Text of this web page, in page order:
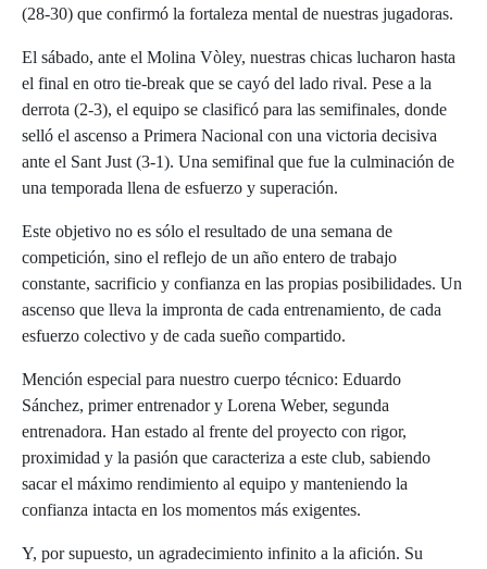
(28-30) que confirmó la fortaleza mental de nuestras jugadoras.
El sábado, ante el Molina Vòley, nuestras chicas lucharon hasta
el final en otro tie-break que se cayó del lado rival. Pese a la
derrota (2-3), el equipo se clasificó para las semifinales, donde
selló el ascenso a Primera Nacional con una victoria decisiva
ante el Sant Just (3-1). Una semifinal que fue la culminación de
una temporada llena de esfuerzo y superación.
Este objetivo no es sólo el resultado de una semana de
competición, sino el reflejo de un año entero de trabajo
constante, sacrificio y confianza en las propias posibilidades. Un
ascenso que lleva la impronta de cada entrenamiento, de cada
esfuerzo colectivo y de cada sueño compartido.
Mención especial para nuestro cuerpo técnico: Eduardo
Sánchez, primer entrenador y Lorena Weber, segunda
entrenadora. Han estado al frente del proyecto con rigor,
proximidad y la pasión que caracteriza a este club, sabiendo
sacar el máximo rendimiento al equipo y manteniendo la
confianza intacta en los momentos más exigentes.
Y, por supuesto, un agradecimiento infinito a la afición. Su